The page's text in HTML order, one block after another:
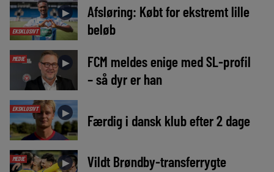
EKSKLUSIVT
►
Afsløring: Købt for ekstremt lille
beløb
MEDIE ►
FCM meldes enige med SL-profil
– så dyr er han
EKSKLUSIVT ► Færdig i dansk klub efter 2 dage
MEDIE ►
Vildt Brøndby-transferrygte